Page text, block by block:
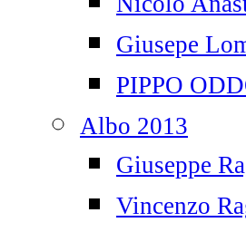
Giusepe
PIPPO
Albo 2013
Giuseppe
Vincenzo